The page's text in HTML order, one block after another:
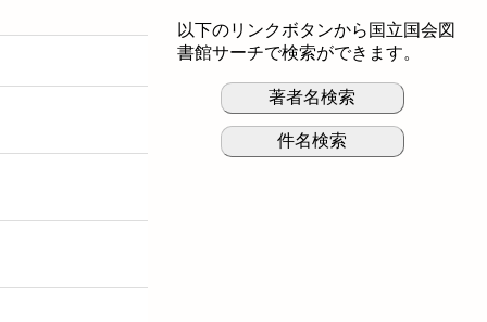
以下のリンクボタンから国立国会図
書館サーチで検索ができます。
著者名検索
件名検索